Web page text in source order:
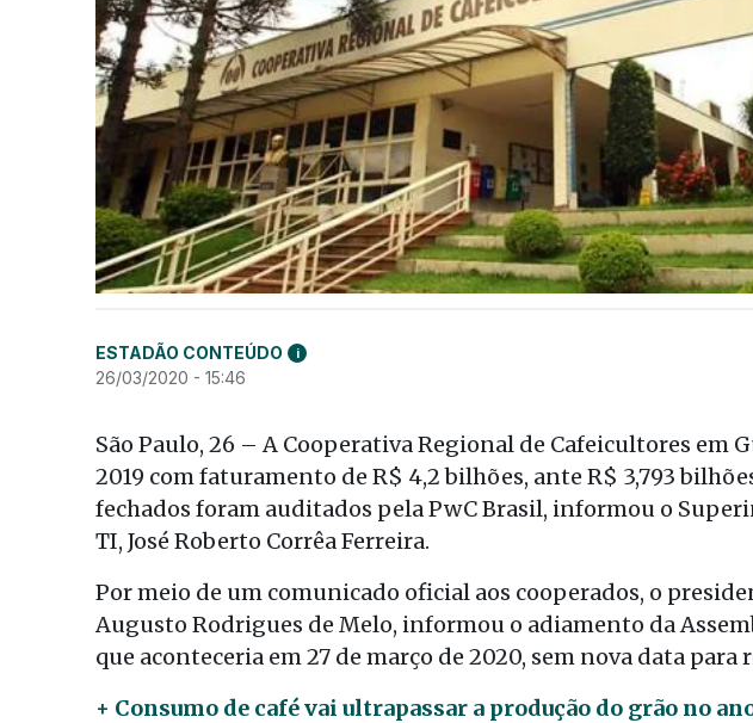
ESTADÃO CONTEÚDO i
26/03/2020 - 15:46
São Paulo, 26 – A Cooperativa Regional de Cafeicultores em
2019 com faturamento de R$ 4,2 bilhões, ante R$ 3,793
fechados foram auditados pela PwC Brasil, informou o
TI, José Roberto Corrêa Ferreira.
Por meio de um comunicado oficial aos cooperados, o
Augusto Rodrigues de Melo, informou o adiamento da
que aconteceria em 27 de março de 2020, sem nova data para
+ Consumo de café vai ultrapassar a produção do grão no